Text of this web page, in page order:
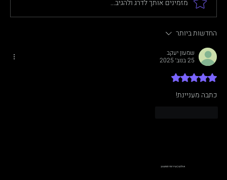
מדריך לעסקים
מזמינים אותך לדרג ולהגיב...
החדשות ביותר
שמעון יעקב
25 בנוב׳ 2025
דירוג של 5 מתוך 5 כוכבים
כתבה מעניינת!
אולנט | שירותי מחשוב